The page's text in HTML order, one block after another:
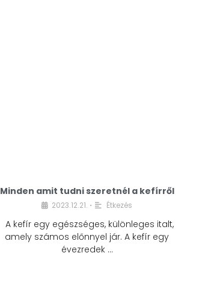
Minden amit tudni szeretnél a kefírről
2023.12.21. • Étkezés
A kefír egy egészséges, különleges italt,
amely számos előnnyel jár. A kefír egy
évezredek …